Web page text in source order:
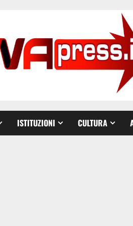
ISTITUZIONI CULTURA